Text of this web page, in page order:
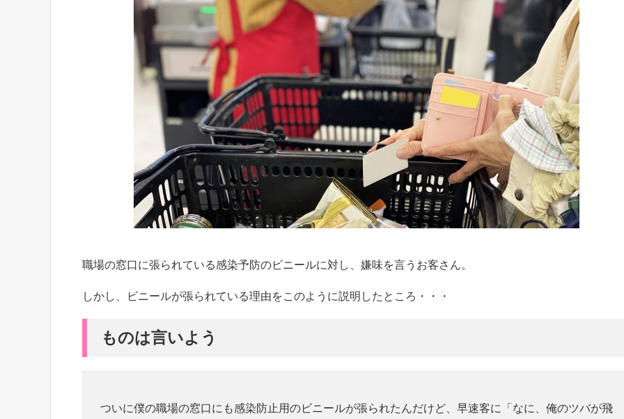
職場の窓口に張られている感染予防のビニールに対し、嫌味を言うお客さん。
しかし、ビニールが張られている理由をこのように説明したところ・・・
ものは言いよう
ついに僕の職場の窓口にも感染防止用のビニールが張られたんだけど、早速客に「なに、俺のツバが飛